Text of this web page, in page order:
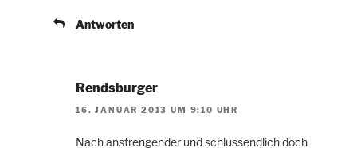
Antworten
Rendsburger
16. JANUAR 2013 UM 9:10 UHR
Nach anstrengender und schlussendlich doch